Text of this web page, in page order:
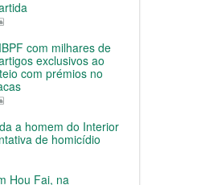
com milhares de
exclusivos ao
com prémios no
a homem do Interior
de homicídio
Hou Fai, na